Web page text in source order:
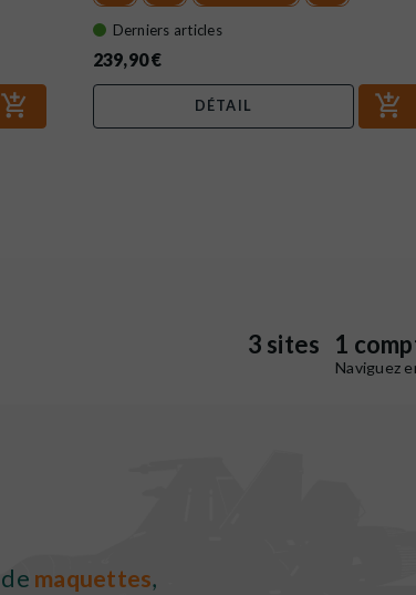
Derniers articles
239,90 €
DÉTAIL
3 sites 1
Naviguez
maquettes,